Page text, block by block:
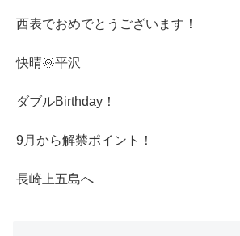
西表でおめでとうございます！
快晴🌞平沢
ダブルBirthday！
9月から解禁ポイント！
長崎上五島へ